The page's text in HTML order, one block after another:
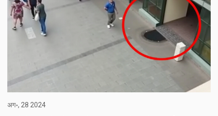
अग॰, 28 2024